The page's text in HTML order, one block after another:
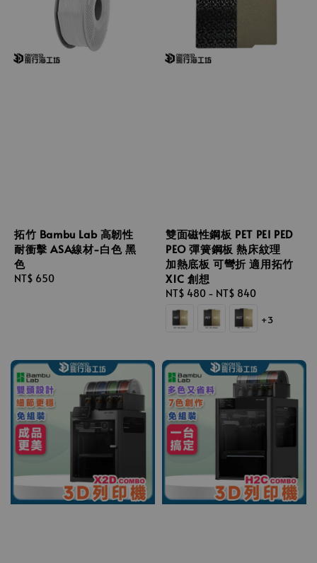
拓竹 Bambu Lab 高韌性
耐衝擊 ASA線材-白色 黑
色
Regular
NT$ 650
雙面磁性鋼板 PET PEI PED
PEO 彈簧鋼板 熱床紋理
加熱底板 可彎折 適用拓竹
X1C 創想
Regular
price
NT$ 480 - NT$ 840
+3